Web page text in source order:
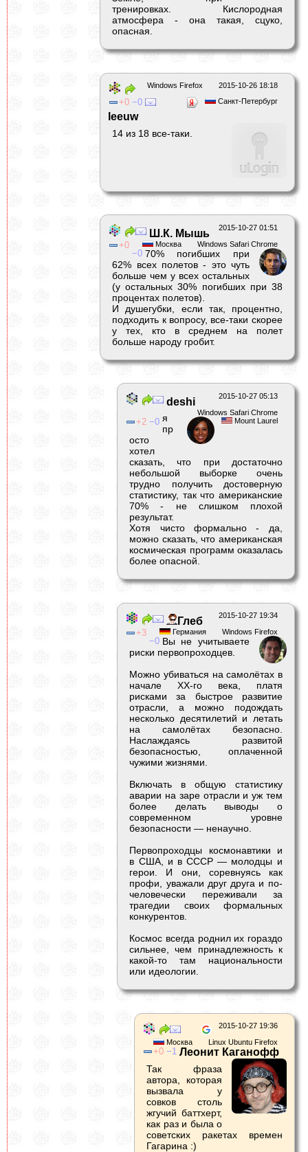
тренировках. Кислородная
атмосфера - она такая, сцуко,
опасная.
2015-10-26 18:18
Windows Firefox
Санкт-Петербург
0 0
leeuw
14 из 18 все-таки.
2015-10-27 01:51
Windows Safari Chrome
Москва
0
0
Ш.К. Мышь
70% погибших при
62% всех полетов - это чуть
больше чем у всех остальных
(у остальных 30% погибших при 38
процентах полетов).
И душегубки, если так, процентно,
подходить к вопросу, все-таки скорее
у тех, кто в среднем на полет
больше народу гробит.
2015-10-27 05:13
Windows Safari Chrome
Mount Laurel
2 0
deshi
я
пр
осто
хотел
сказать, что при достаточно
небольшой выборке очень
трудно получить достоверную
статистику, так что американские
70% - не слишком плохой
результат.
Хотя чисто формально - да,
можно сказать, что американская
космическая программ оказалась
более опасной.
2015-10-27 19:34
Windows Firefox
Германия
3
0
Глеб
Вы не учитываете
риски первопроходцев.
Можно убиваться на самолётах в
начале ХХ-го века, платя
рисками за быстрое развитие
отрасли, а можно подождать
несколько десятилетий и летать
на самолётах безопасно.
Наслаждаясь развитой
безопасностью, оплаченной
чужими жизнями.
Включать в общую статистику
аварии на заре отрасли и уж тем
более делать выводы о
современном уровне
безопасности — ненаучно.
Первопроходцы космонавтики и
в США, и в СССР — молодцы и
герои. И они, соревнуясь как
профи, уважали друг друга и по-
человечески переживали за
трагедии своих формальных
конкурентов.
Космос всегда роднил их гораздо
сильнее, чем принадлежность к
какой-то там национальности
или идеологии.
2015-10-27 19:36
Linux Ubuntu Firefox
Москва
0 1 Леонит Каганофф
Так фраза
автора, которая
вызвала у
совков столь
жгучий баттхерт,
как раз и была о
советских ракетах времен
Гагарина :)